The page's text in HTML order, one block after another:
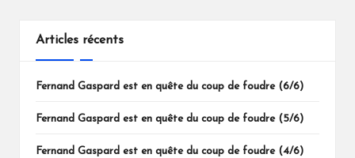
Articles récents
Fernand Gaspard est en quête du coup de foudre (6/6)
Fernand Gaspard est en quête du coup de foudre (5/6)
Fernand Gaspard est en quête du coup de foudre (4/6)